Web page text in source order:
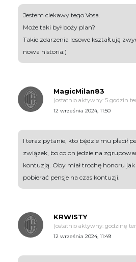
Jestem ciekawy tego Vosa.
Może taki był boży plan?
Takie zdarzenia losowe kształtują
nowa historia:)
MagicMilan83
(ostatnio aktywny: 5 godzin
12 września 2024, 11:50
I teraz pytanie, kto będzie mu płacił
związek, bo co on jedzie na
kontuzją. Oby miał trochę honoru jak
pobierać pensje na czas kontuzji.
KRWISTY
(ostatnio aktywny: godzinę
12 września 2024, 11:49